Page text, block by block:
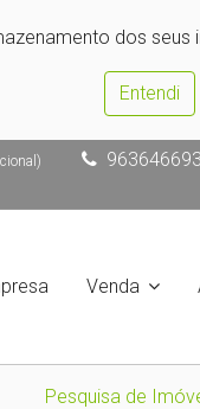
dos
Entendi
963646693
Venda
Pesquisa de